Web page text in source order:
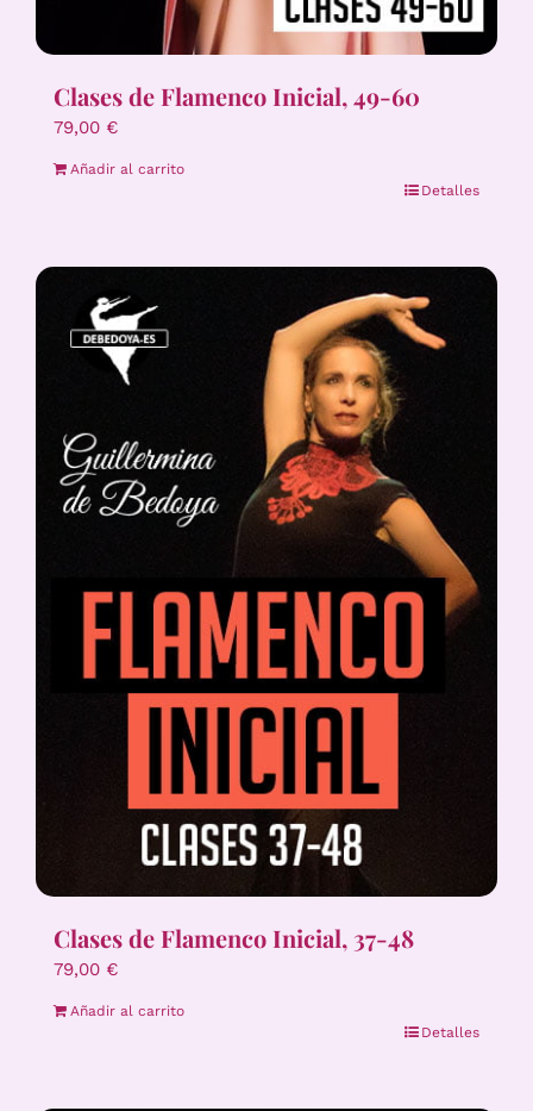
Clases de Flamenco Inicial, 49-60
79,00 €
Añadir al carrito
Detalles
Clases de Flamenco Inicial, 37-48
79,00 €
Añadir al carrito
Detalles